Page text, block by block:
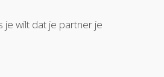
je wilt dat je partner je